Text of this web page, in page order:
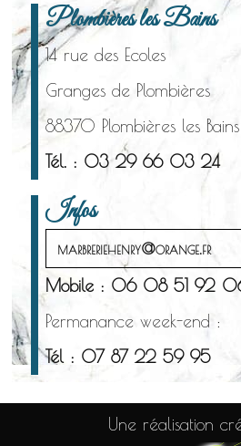
Plombières les Bains
14 rue des Ecoles
Granges de Plombières
88370 Plombières les Bains
Tél. : 03 29 66 03 24
Infos
marbreriehenry@orange.fr
Mobile : 06 08 51 92
Permanance week-end :
Tél : 07 87 22 59 95
Une réalisation